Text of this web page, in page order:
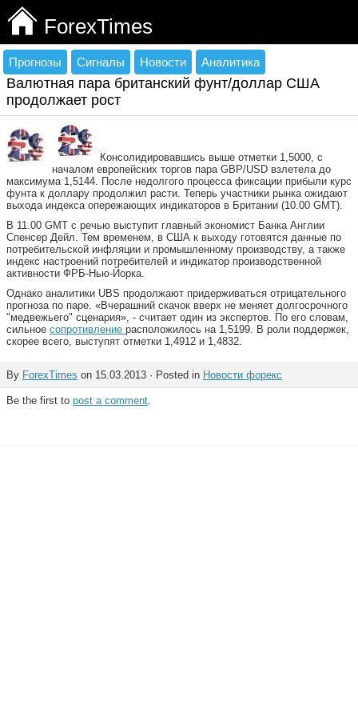
ForexTimes
Прогнозы Сигналы Новости Аналитика
Валютная пара британский фунт/доллар США
продолжает рост
Консолидировавшись выше отметки 1,5000, с
началом европейских торгов пара GBP/USD взлетела до
максимума 1,5144. После недолгого процесса фиксации прибыли курс
фунта к доллару продолжил расти. Теперь участники рынка ожидают
выхода индекса опережающих индикаторов в Британии (10.00 GMT).
В 11.00 GMT с речью выступит главный экономист Банка Англии
Спенсер Дейл. Тем временем, в США к выходу готовятся данные по
потребительской инфляции и промышленному производству, а также
индекс настроений потребителей и индикатор производственной
активности ФРБ-Нью-Йорка.
Однако аналитики UBS продолжают придерживаться отрицательного
прогноза по паре. «Вчерашний скачок вверх не меняет долгосрочного
"медвежьего" сценария», - считает один из экспертов. По его словам,
сильное сопротивление расположилось на 1,5199. В роли поддержек,
скорее всего, выступят отметки 1,4912 и 1,4832.
By ForexTimes on 15.03.2013 · Posted in Новости форекс
Be the first to post a comment.